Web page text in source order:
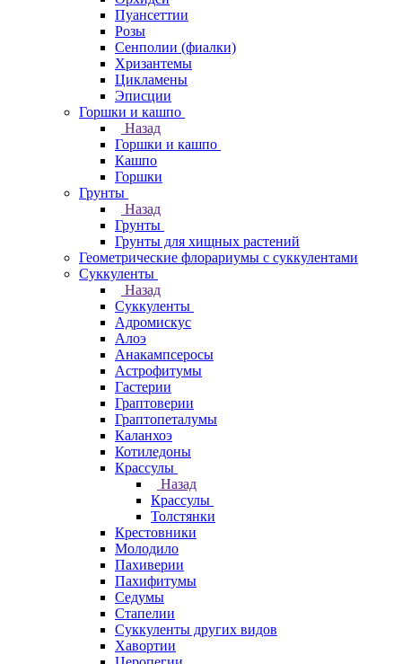
Пуансеттии
Розы
Сенполии (фиалки)
Хризантемы
Цикламены
Эписции
Горшки и кашпо
Назад
Горшки и кашпо
Кашпо
Горшки
Грунты
Назад
Грунты
Грунты для хищных растений
Геометрические флорариумы с суккулентами
Суккуленты
Назад
Суккуленты
Адромискус
Алоэ
Анакампсеросы
Астрофитумы
Гастерии
Граптоверии
Граптопеталумы
Каланхоэ
Котиледоны
Крассулы
Назад
Крассулы
Толстянки
Крестовники
Молодило
Пахиверии
Пахифитумы
Седумы
Стапелии
Суккуленты других видов
Хавортии